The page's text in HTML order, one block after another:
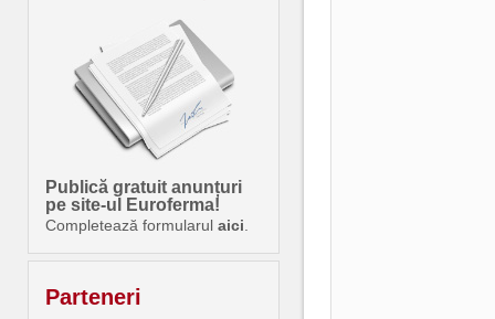
Publică gratuit anunțuri
pe site-ul Euroferma!
Completează formularul aici
Parteneri